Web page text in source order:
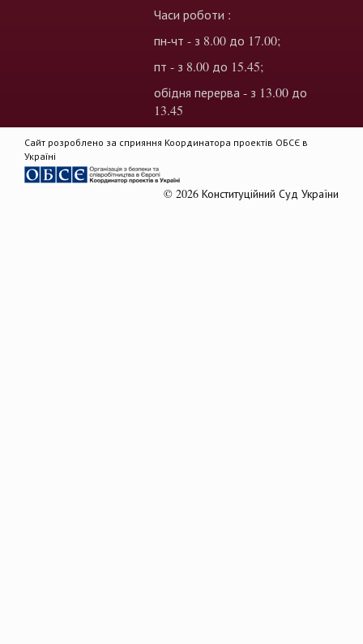
Часи роботи :
пн-чт - з 8.00 до 17.00;
пт - з 8.00 до 15.45;
обідня перерва - з 13.00 до
13.45
Сайт розроблено за сприяння Координатора проектів ОБСЄ в
Україні
© 2026 Конституційний Суд України